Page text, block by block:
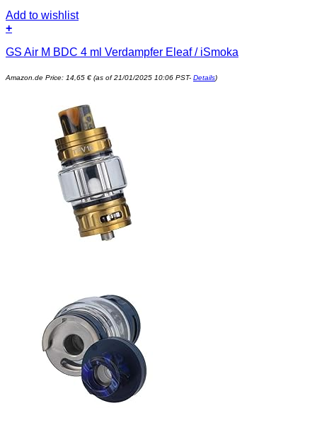
Add to wishlist
+
GS Air M BDC 4 ml Verdampfer Eleaf / iSmoka
Amazon.de Price: 14,65 € (as of 21/01/2025 10:06 PST- Details)